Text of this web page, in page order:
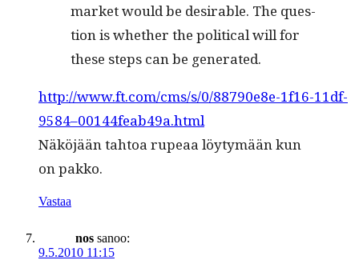
mar­ket would be desir­able. The ques­
tion is whether the polit­i­cal will for
these steps can be generated.
http://www.ft.com/cms/s/0/88790e8e-1f16-11df-
9584–00144feab49a.html
Näköjään tah­toa rupeaa löy­tymään kun
on pakko.
Vastaa
nos sanoo:
9.5.2010 11:15